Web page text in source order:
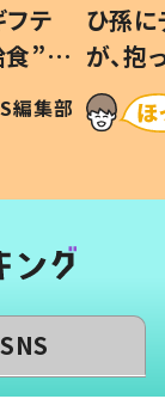
テ
食”を
親
編集部
ひ孫
が、
「涙が
い」
SNS